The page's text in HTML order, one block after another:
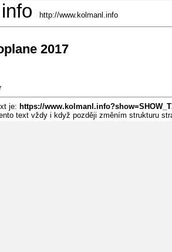
http://www.kolmanl.info
2017
je: https://
text vždy i když později změním strukturu